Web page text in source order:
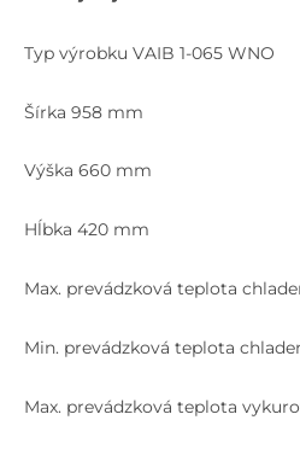
Typ výrobku VAIB 1-065 WNO
Šírka 958 mm
Výška 660 mm
Hĺbka 420 mm
Max. prevádzková teplota
Min. prevádzková teplota
Max. prevádzková teplota